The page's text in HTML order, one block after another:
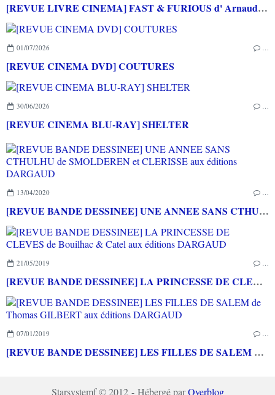
[REVUE LIVRE CINEMA] FAST & FURIOUS d' Arnaud BRIAND aux éditions CASA
01/07/2026 …
[REVUE CINEMA DVD] COUTURES
30/06/2026 …
[REVUE CINEMA BLU-RAY] SHELTER
13/04/2020 …
[REVUE BANDE DESSINEE] UNE ANNEE SANS CTHULHU de SMOLDEREN et CLERISSE aux éditions DARGAUD
21/05/2019 …
[REVUE BANDE DESSINEE] LA PRINCESSE DE CLEVES de Bouilhac & Catel aux éditions DARGAUD
07/01/2019 …
[REVUE BANDE DESSINEE] LES FILLES DE SALEM de Thomas GILBERT aux éditions DARGAUD
Starsystemf © 2012 - Hébergé parOverblog